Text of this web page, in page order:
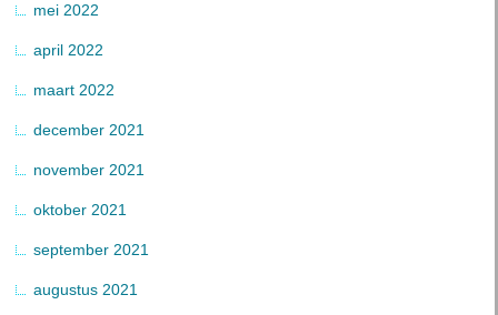
mei 2022
april 2022
maart 2022
december 2021
november 2021
oktober 2021
september 2021
augustus 2021